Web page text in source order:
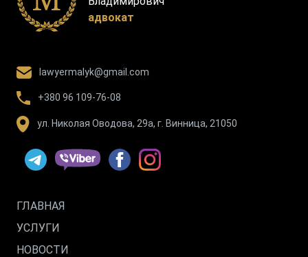
адвокат
lawyermalyk@gmail.com
+380 96 109-76-08
ул. Николая Оводова, 29а, г. Винница, 21050
ГЛАВНАЯ
УСЛУГИ
НОВОСТИ